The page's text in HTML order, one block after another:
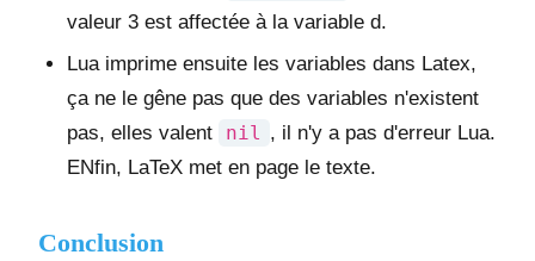
valeur 3 est affectée à la variable d.
Lua imprime ensuite les variables dans Latex,
ça ne le gêne pas que des variables n'existent
pas, elles valent
nil , il n'y a pas d'erreur Lua.
ENfin, LaTeX met en page le texte.
Conclusion